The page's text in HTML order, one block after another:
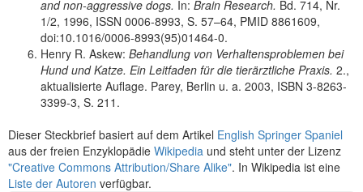
and non-aggressive dogs. In: Brain Research. Bd. 714, Nr.
1/2, 1996, ISSN 0006-8993, S. 57–64, PMID 8861609,
doi:10.1016/0006-8993(95)01464-0.
Henry R. Askew: Behandlung von Verhaltensproblemen bei
Hund und Katze. Ein Leitfaden für die tierärztliche Praxis. 2.,
aktualisierte Auflage. Parey, Berlin u. a. 2003, ISBN 3-8263-
3399-3, S. 211.
Dieser Steckbrief basiert auf dem Artikel English Springer Spaniel
aus der freien Enzyklopädie Wikipedia und steht unter der Lizenz
"Creative Commons Attribution/Share Alike". In Wikipedia ist eine
Liste der Autoren verfügbar.